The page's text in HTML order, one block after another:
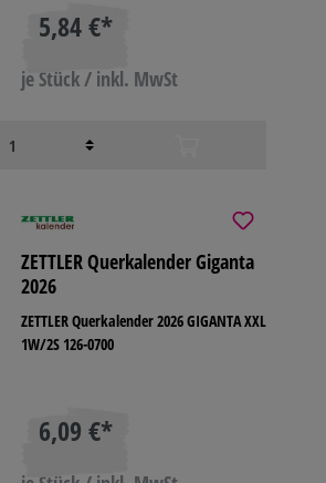
5,84 €*
je Stück / inkl. MwSt
ZETTLER Querkalender Giganta
2026
ZETTLER Querkalender 2026 GIGANTA XXL
1W/2S 126-0700
6,09 €*